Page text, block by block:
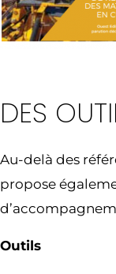
DES
Au-delà des
propose
Outils